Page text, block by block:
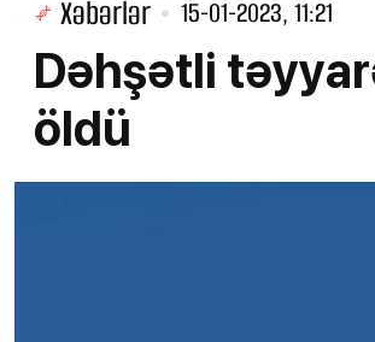
Xəbərlər 15-01-2023, 11:21
Dəhşətli
öldü